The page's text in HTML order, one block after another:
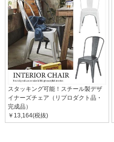
スタッキング可能！スチール製デザ
イナーズチェア（リプロダクト品・
完成品）
￥13,164(税抜)